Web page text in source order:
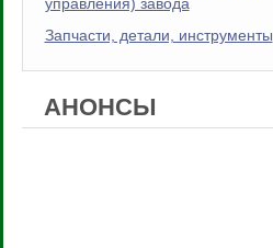
Запчасти, детали, инструменты
АНОНСЫ